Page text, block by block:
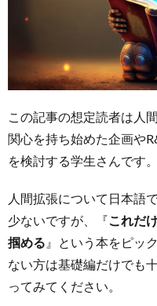
この記事の想定読者は人
関心を持ち始めた企画や
を検討する学生さんです。
人間拡張について日本語
少ないですが、『これだ
掴める 』という本をピッ
ない方は基礎編だけでも
ってみてください。